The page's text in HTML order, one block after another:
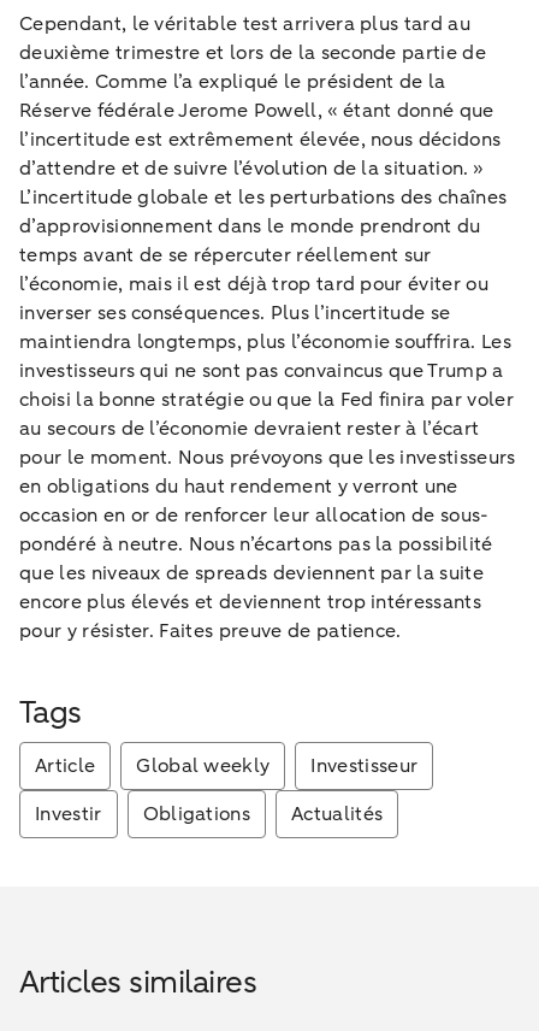
Cependant, le véritable test arrivera plus tard au
deuxième trimestre et lors de la seconde partie de
l’année. Comme l’a expliqué le président de la
Réserve fédérale Jerome Powell, « étant donné que
l’incertitude est extrêmement élevée, nous décidons
d’attendre et de suivre l’évolution de la situation. »
L’incertitude globale et les perturbations des chaînes
d’approvisionnement dans le monde prendront du
temps avant de se répercuter réellement sur
l’économie, mais il est déjà trop tard pour éviter ou
inverser ses conséquences. Plus l’incertitude se
maintiendra longtemps, plus l’économie souffrira. Les
investisseurs qui ne sont pas convaincus que Trump a
choisi la bonne stratégie ou que la Fed finira par voler
au secours de l’économie devraient rester à l’écart
pour le moment. Nous prévoyons que les investisseurs
en obligations du haut rendement y verront une
occasion en or de renforcer leur allocation de sous-
pondéré à neutre. Nous n’écartons pas la possibilité
que les niveaux de spreads deviennent par la suite
encore plus élevés et deviennent trop intéressants
pour y résister. Faites preuve de patience.
Tags
Article Global weekly
Investisseur
Investir
Obligations Actualités
Articles similaires